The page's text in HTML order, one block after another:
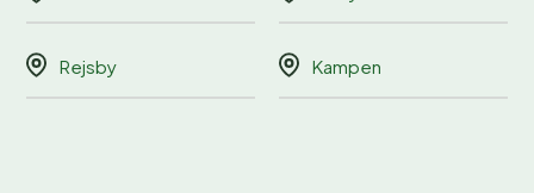
Rejsby Kampen